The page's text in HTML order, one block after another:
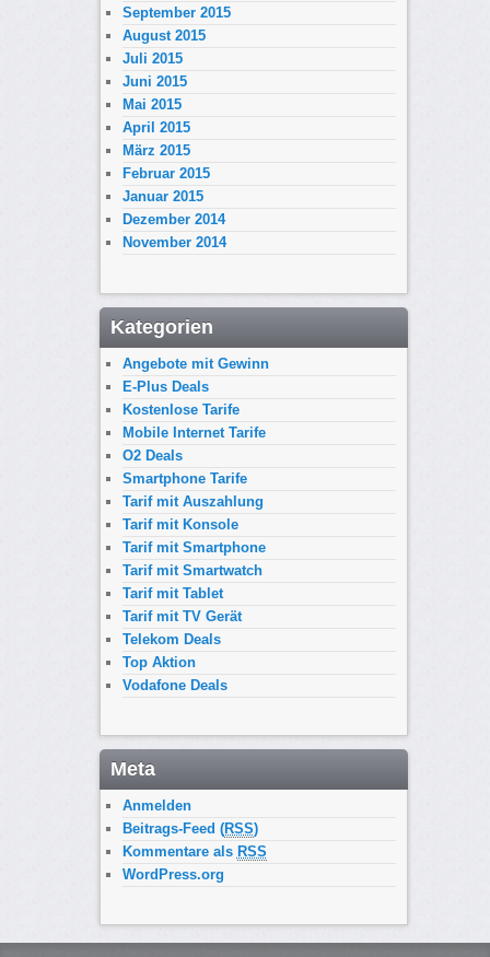
September 2015
August 2015
Juli 2015
Juni 2015
Mai 2015
April 2015
März 2015
Februar 2015
Januar 2015
Dezember 2014
November 2014
Kategorien
Angebote mit Gewinn
E-Plus Deals
Kostenlose Tarife
Mobile Internet Tarife
O2 Deals
Smartphone Tarife
Tarif mit Auszahlung
Tarif mit Konsole
Tarif mit Smartphone
Tarif mit Smartwatch
Tarif mit Tablet
Tarif mit TV Gerät
Telekom Deals
Top Aktion
Vodafone Deals
Meta
Anmelden
Beitrags-Feed (RSS)
Kommentare als RSS
WordPress.org